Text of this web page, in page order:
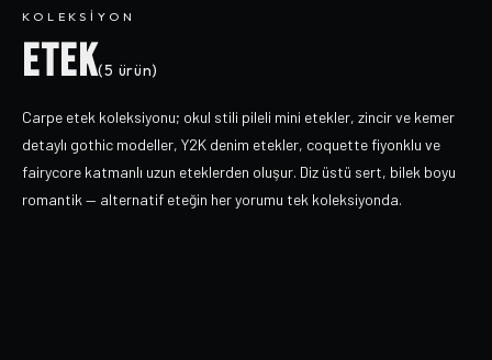
KOLEKSIYON
ETEK(5 ürün)
Carpe etek koleksiyonu; okul stili pileli mini etekler, zincir ve kemer
detaylı gothic modeller, Y2K denim etekler, coquette fiyonklu ve
fairycore katmanlı uzun eteklerden oluşur. Diz üstü sert, bilek boyu
romantik — alternatif eteğin her yorumu tek koleksiyonda.